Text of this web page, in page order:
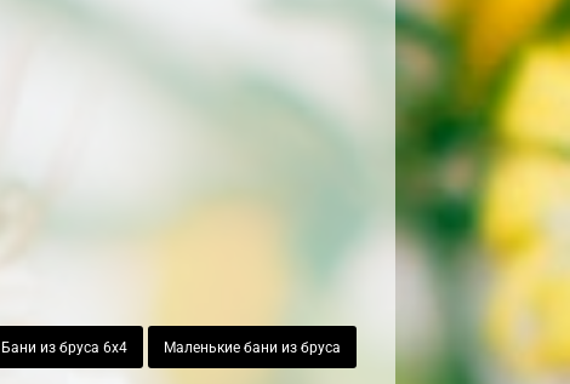
Бани из бруса 6х4 Маленькие бани из бруса